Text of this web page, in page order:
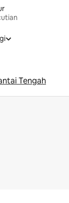
Tengah